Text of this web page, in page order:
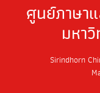
ศูนย์ภาษา
มหา
Sirindhorn